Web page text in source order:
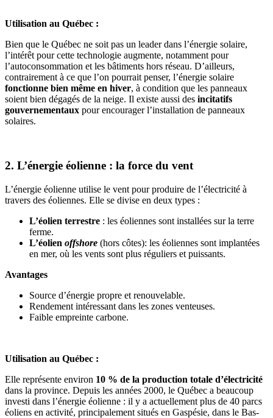
Utilisation au Québec :
Bien que le Québec ne soit pas un leader dans l’énergie solaire,
l’intérêt pour cette technologie augmente, notamment pour
l’autoconsommation et les bâtiments hors réseau. D’ailleurs,
contrairement à ce que l’on pourrait penser, l’énergie solaire
fonctionne bien même en hiver, à condition que les panneaux
soient bien dégagés de la neige. Il existe aussi des incitatifs
gouvernementaux pour encourager l’installation de panneaux
solaires.
2. L’énergie éolienne : la force du vent
L’énergie éolienne utilise le vent pour produire de l’électricité à
travers des éoliennes. Elle se divise en deux types :
L’éolien terrestre : les éoliennes sont installées sur la terre
ferme.
L’éolien offshore (hors côtes): les éoliennes sont implantées
en mer, où les vents sont plus réguliers et puissants.
Avantages
Source d’énergie propre et renouvelable.
Rendement intéressant dans les zones venteuses.
Faible empreinte carbone.
Utilisation au Québec :
Elle représente environ 10 % de la production totale d’électricité
dans la province. Depuis les années 2000, le Québec a beaucoup
investi dans l’énergie éolienne : il y a actuellement plus de 40 parcs
éoliens en activité, principalement situés en Gaspésie, dans le Bas-